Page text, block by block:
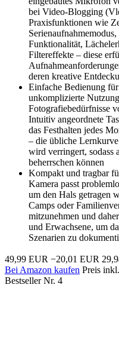
bei Video-Blogging
Praxisfunktionen wie
Funktionalität,
Filtereffekte – diese
deren kreative
Einfache Bedienung
unkomplizierte
Fotografiebedürfnisse
Intuitiv angeordnete
das Festhalten jedes
– die übliche
wird verringert, sodass
beherrschen können
Kompakt und tragbar
Kamera passt
um den Hals getragen
Camps oder
mitzunehmen und
und Erwachsene, um
Szenarien zu
49,99 EUR −20,01 EUR
Bei Amazon kaufen Preis
Bestseller Nr. 4